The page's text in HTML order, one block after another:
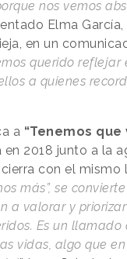
nos vemos
Elma
en un
querido reflejar
a quienes
a “Tenemos que
2018 junto a la
cierra con el mismo
más”, se
a valorar y
Es un
vidas, algo que